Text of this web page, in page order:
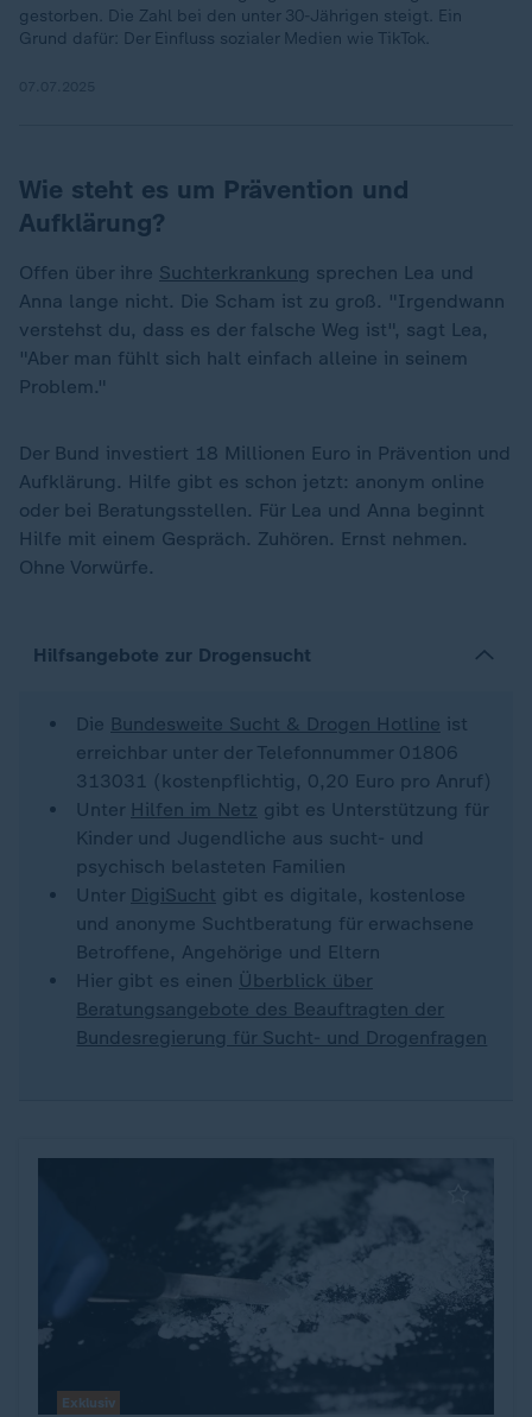
gestorben. Die Zahl bei den unter 30-Jährigen steigt. Ein
Grund dafür: Der Einfluss sozialer Medien wie TikTok.
Wie steht es um Prävention und
Aufklärung?
Offen über ihre Suchterkrankung sprechen Lea und
Anna lange nicht. Die Scham ist zu groß. "Irgendwann
verstehst du, dass es der falsche Weg ist", sagt Lea,
"Aber man fühlt sich halt einfach alleine in seinem
Problem."
Der Bund investiert 18 Millionen Euro in Prävention und
Aufklärung. Hilfe gibt es schon jetzt: anonym online
oder bei Beratungsstellen. Für Lea und Anna beginnt
Hilfe mit einem Gespräch. Zuhören. Ernst nehmen.
Ohne Vorwürfe.
Hilfsangebote zur Drogensucht
Die Bundesweite Sucht & Drogen Hotline ist
erreichbar unter der Telefonnummer 01806
313031 (kostenpflichtig, 0,20 Euro pro Anruf)
Unter Hilfen im Netz gibt es Unterstützung für
Kinder und Jugendliche aus sucht- und
psychisch belasteten Familien
Unter DigiSucht gibt es digitale, kostenlose
und anonyme Suchtberatung für erwachsene
Betroffene, Angehörige und Eltern
Hier gibt es einen Überblick über
Beratungsangebote des Beauftragten der
Bundesregierung für Sucht- und Drogenfragen
Exklusiv